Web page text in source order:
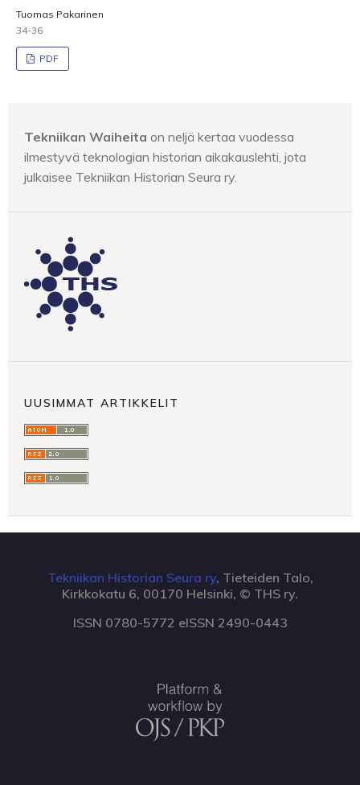
Tuomas Pakarinen
34-36
PDF
Tekniikan Waiheita on neljä kertaa vuodessa
ilmestyvä teknologian historian aikakauslehti, jota
julkaisee Tekniikan Historian Seura ry.
UUSIMMAT ARTIKKELIT
Tekniikan Historian Seura ry, Tieteiden Talo,
Kirkkokatu 6, 00170 Helsinki, © THS ry.
ISSN 0780-5772 eISSN 2490-0443